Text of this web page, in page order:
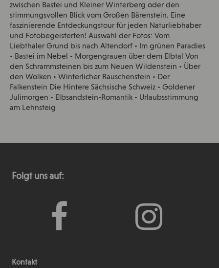
zwischen Bastei und Kleiner Winterberg oder den
stimmungsvollen Blick vom Großen Bärenstein. Eine
faszinierende Entdeckungstour für jeden Naturliebhaber
und Fotobegeisterten! Auswahl der Fotos: Vom
Liebthaler Grund bis nach Altendorf • Im grünen Paradies
• Bastei im Nebel • Morgengrauen über dem Elbtal Von
den Schrammsteinen bis zum Neuen Wildenstein • Über
den Wolken • Winterlicher Rauschenstein • Der
Falkenstein Die Hintere Sächsische Schweiz • Goldener
Julimorgen • Elbsandstein-Romantik • Urlaubsstimmung
am Lehnsteig
Folgt uns auf:
Kontakt